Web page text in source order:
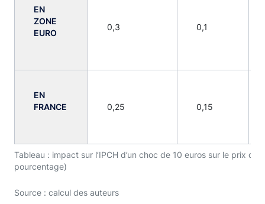
Tableau : impact sur l’IPCH d’un choc de 10 euros sur le prix du
pourcentage)
Source : calcul des auteurs
EN
ZONE
EURO
0,3 0,1
EN
FRANCE
0,25 0,15